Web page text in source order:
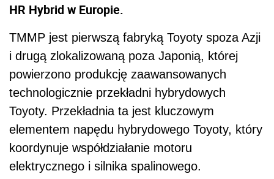
HR Hybrid w Europie.
TMMP jest pierwszą fabryką Toyoty spoza Azji
i drugą zlokalizowaną poza Japonią, której
powierzono produkcję zaawansowanych
technologicznie przekładni hybrydowych
Toyoty. Przekładnia ta jest kluczowym
elementem napędu hybrydowego Toyoty, który
koordynuje współdziałanie motoru
elektrycznego i silnika spalinowego.